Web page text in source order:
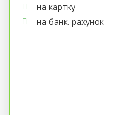
на картку
на банк. рахунок